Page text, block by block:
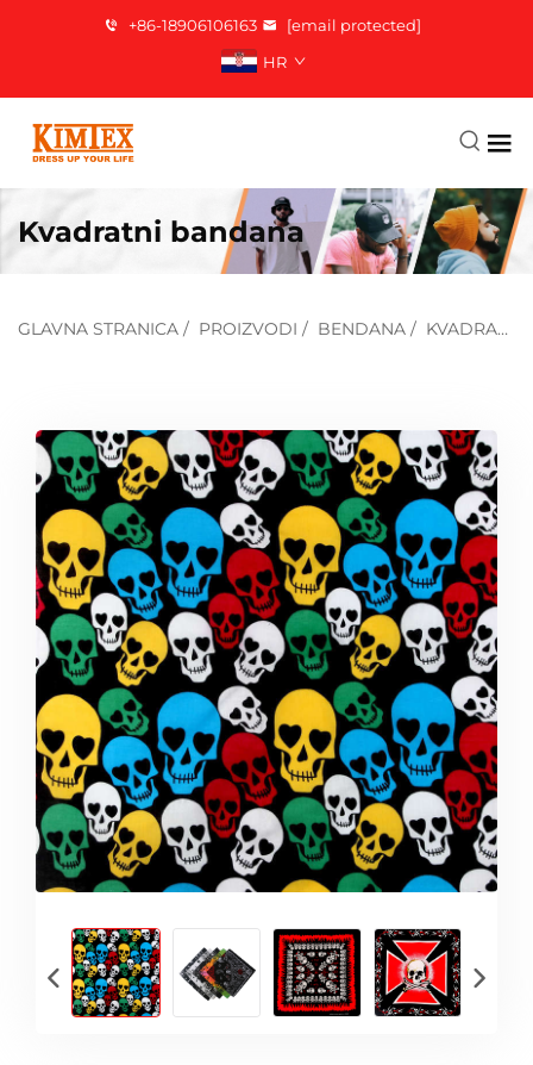
+86-18906106163
[email protected]
HR
Kvadratni bandana
GLAVNA STRANICA / PROIZVODI / BENDANA / KVADRATNA BANDANA